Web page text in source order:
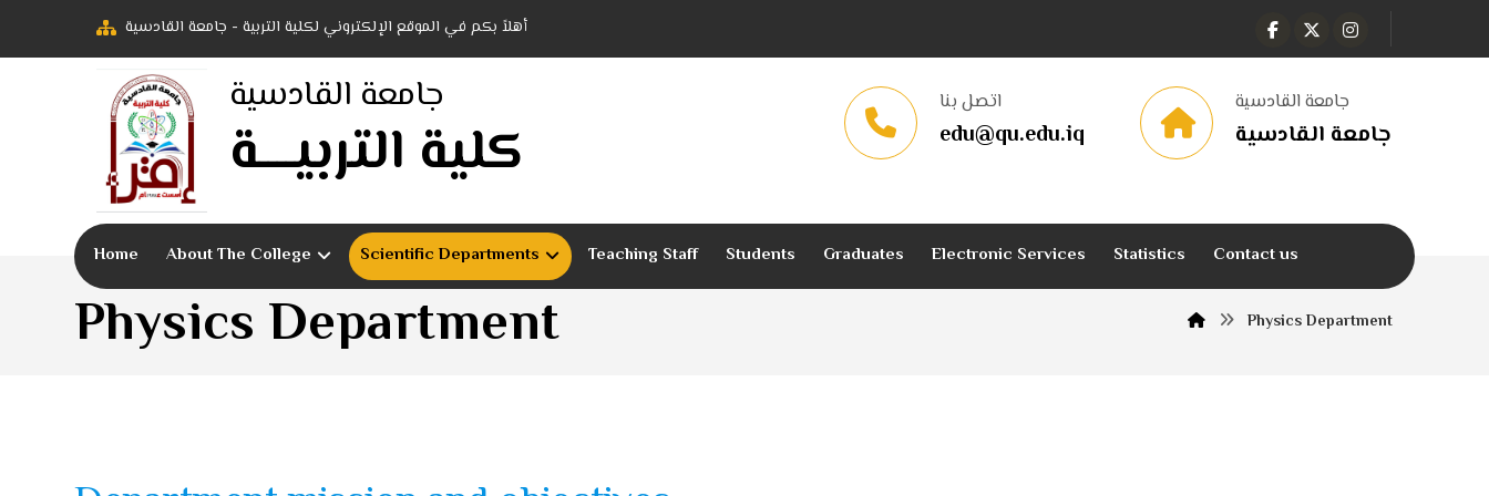
أهلاً بكم في الموقع الإلكتروني لكلية التربية - جامعة القادسية
جامعة القادسية
كلية التربيــــة
جامعة القادسية
جامعة القادسية
اتصل بنا
edu@qu.edu.iq
Home About The College Scientific Departments Teaching Staff Students Graduates Electronic Services Statistics Contact us
Physics Department Physics Department